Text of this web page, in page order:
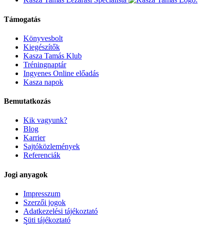
Támogatás
Könyvesbolt
Kiegészítők
Kasza Tamás Klub
Tréningnaptár
Ingyenes Online előadás
Kasza napok
Bemutatkozás
Kik vagyunk?
Blog
Karrier
Sajtóközlemények
Referenciák
Jogi anyagok
Impresszum
Szerzői jogok
Adatkezelési tájékoztató
Süti tájékoztató